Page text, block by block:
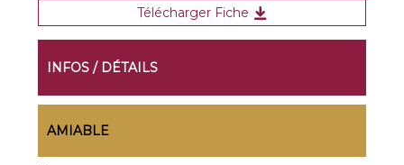
Télécharger Fiche
INFOS / DÉTAILS
AMIABLE